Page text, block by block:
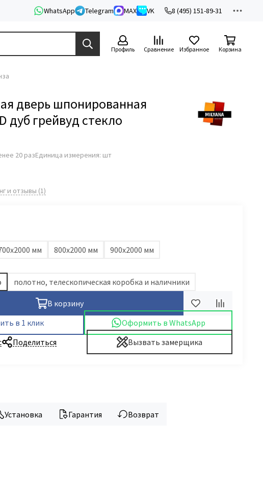
WhatsApp Telegram MAX VK 8 (495) 151-89-31
Профиль Сравнение Избранное Корзина
дверь шпонированная
дуб грейвуд стекло
20 разЕдиница измерения: шт
и отзывы (1)
мм 800х2000 мм
900х2000 мм
полотно, телескопическая коробка и наличники
В корзину
в 1 клик
Оформить в WhatsApp
Вызвать замерщика
Поделиться
Установка Гарантия Возврат